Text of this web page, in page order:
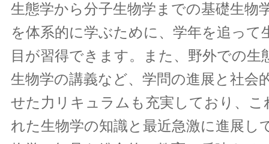
生態学から分子生物学までの基礎生物
を体系的に学ぶために、学年を追って
目が習得できます。また、野外での生
生物学の講義など、学問の進展と社会
せた力リキュラムも充実しており、こ
れた生物学の知識と最近急激に進展し